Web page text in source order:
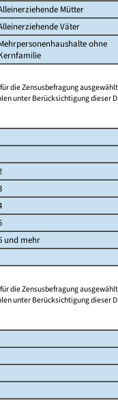
Mütter
Väter
ohne
die Zensusbefragung
unter Berücksichtigung dieser
und mehr
die Zensusbefragung
unter Berücksichtigung dieser